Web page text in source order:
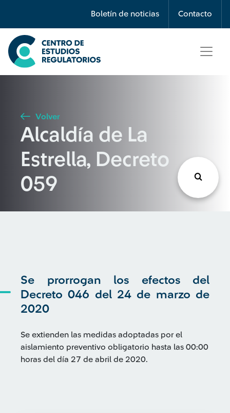
Boletín de noticias Contacto
Búsqueda
Seleccione país
Buscar
Volver
Alcaldía de La
Estrella, Decreto
059
Se prorrogan los efectos del
Decreto 046 del 24 de marzo de
2020
Se extienden las medidas adoptadas por el
aislamiento preventivo obligatorio hasta las 00:00
horas del día 27 de abril de 2020.